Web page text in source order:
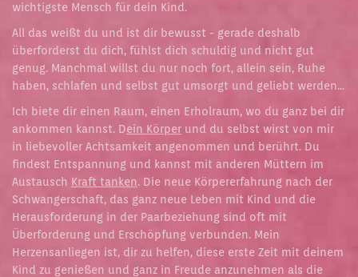
wichtigste Mensch für dein Kind.
All das weißt du und ist dir bewusst - gerade deshalb
überforderst du dich, fühlst dich schuldig und nicht gut
genug. Manchmal willst du nur noch fort, allein sein, Ruhe
haben, schlafen und selbst gut umsorgt und geliebt werden...
Ich biete dir einen Raum, einen Erholraum, wo du ganz bei dir
ankommen kannst. Dein Körper und du selbst wirst von mir
in liebevoller Achtsamkeit angenommen und berührt. Du
findest Entspannung und kannst mit anderen Müttern im
Austausch Kraft tanken. Die neue Körpererfahrung nach der
Schwangerschaft, das ganz neue Leben mit Kind und die
Herausforderung in der Paarbeziehung sind oft mit
Überforderung und Erschöpfung verbunden. Mein
Herzensanliegen ist, dir zu helfen, diese erste Zeit mit deinem
Kind zu genießen und ganz in Freude anzunehmen als die